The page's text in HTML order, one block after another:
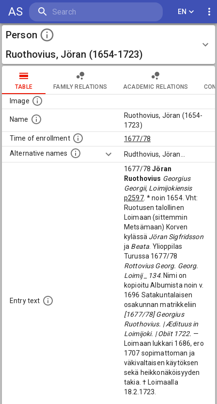
AS EN
Person
Ruothovius, Jöran (1654-1723)
TABLE FAMILY RELATIONS ACADEMIC RELATIONS
Image
Name
Ruothovius, Jöran (1654-
1723)
Time of enrollment
1677/78
Alternative names
Rudthovius, Jöran
Entry text
1677/78Jöran
Ruothovius Georgius
Georgii, Loimijokiensis
p2597. * noin 1654. Vht:
Ruotusen talollinen
Loimaan (sittemmin
Metsämaan) Korven
kylässä Jöran Sigfridsson
ja Beata . Ylioppilas
Turussa 1677/78
Rottovius Georg. Georg.
Loimij _ 134. Nimi on
kopioitu Albumista noin v.
1696 Satakuntalaisen
osakunnan matrikkeliin
[1677/78] Georgius
Ruothovius. | Ædituus in
Loimijoki. | Obiit 1722. —
Loimaan lukkari 1686, ero
1707 sopimattoman ja
väkivaltaisen käytöksen
sekä heikkonäköisyyden
takia. † Loimaalla
18.2.1723.